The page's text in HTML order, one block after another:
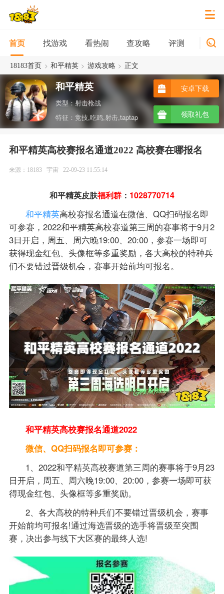
首页 找游戏 看热闹 查攻略 评测 新游
18183首页 > 和平精英 > 游戏攻略 > 正文
和平精英
类型：射击枪战
特征：竞技,吃鸡,射击,taptap
安卓下载
领取礼包
和平精英高校赛报名通道2022 高校赛在哪报名
来源：18183 宇宙 22-09-23 11:55:14
和平精英皮肤福利群： 1028770714
和平精英高校赛报名通道在微信、QQ扫码报名即
可参赛，2022和平精英高校赛道第三周的赛事将于9月2
3日开启，周五、周六晚19:00、20:00，参赛一场即可
获得现金红包、头像框等多重奖励，各大高校的特种兵
们不要错过晋级机会，赛事开始前均可报名。
和平精英高校赛报名通道2022
微信、QQ扫码报名即可参赛：
1、2022和平精英高校赛道第三周的赛事将于9月23
日开启，周五、周六晚19:00、20:00，参赛一场即可获
得现金红包、头像框等多重奖励。
2、各大高校的特种兵们不要错过晋级机会，赛事
开始前均可报名!通过海选晋级的选手将晋级至突围
赛，决出参与线下大区赛的最终人选!